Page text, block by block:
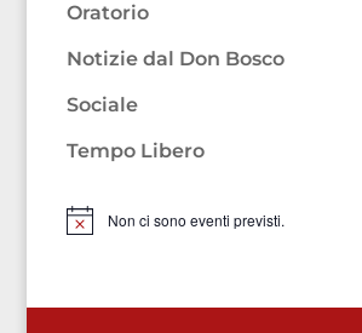
Oratorio
Notizie dal Don Bosco
Sociale
Tempo Libero
Notice Non ci sono eventi previsti.